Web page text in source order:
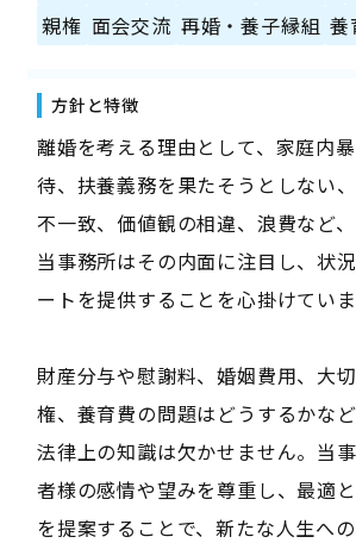
親権 面会交流 再婚・養子縁組 養
方針と特徴
離婚を考える理由として、家庭内
待、扶養義務を果たそうとしない
不一致、価値観の相違、浪費など、
当事務所はその内面に注目し、状
ートを提供することを心掛けていま
財産分与や慰謝料、婚姻費用、大
権、養育費の問題はどうするかな
法律上の知識は欠かせません。当
者様の感情や望みを尊重し、最適
を提案することで、新たな人生へ